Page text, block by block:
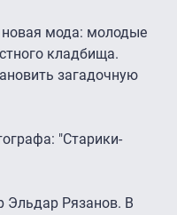
новая мода: молодые
кладбища.
загадочную
"Старики-
Эльдар Рязанов. В